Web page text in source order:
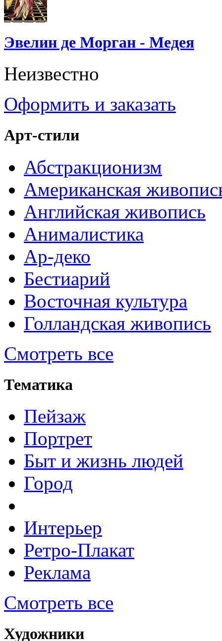
Эвелин де Морган - Медея
Неизвестно
Оформить и заказать
Арт-стили
Абстракционизм
Американская
Английская живопись
Анималистика
Ар-деко
Бестиарий
Восточная культура
Голландская живопись
Смотреть все
Тематика
Пейзаж
Портрет
Быт и жизнь людей
Город
Интерьер
Ретро-Плакат
Реклама
Смотреть все
Художники